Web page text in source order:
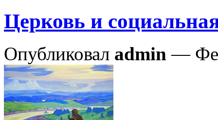
Церковь и
Опубликовал admin —